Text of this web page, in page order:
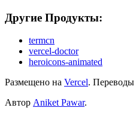
Другие Продукты:
termcn
vercel-doctor
heroicons-animated
Размещено на Vercel. Переводы
Автор Aniket Pawar.